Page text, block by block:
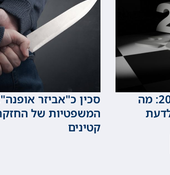
קטינים במשפט הפלילי 2026: מה
סכין כ"אביזר
המשפטיות של
קטינים